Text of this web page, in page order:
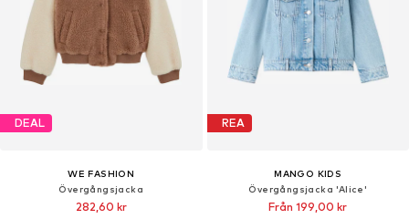
DEAL
WE FASHION
Övergångsjacka
282,60 kr
REA
MANGO KIDS
Övergångsjacka 'Alice'
Från 199,00 kr